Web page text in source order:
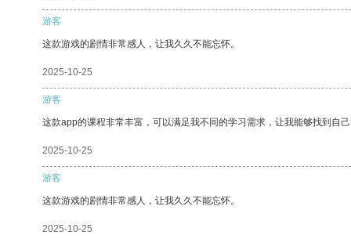
游客
这款游戏的剧情非常感人，让我久久不能忘怀。
2025-10-25
游客
这款app的课程非常丰富，可以满足我不同的学习需求，让我能够找到自
2025-10-25
游客
这款游戏的剧情非常感人，让我久久不能忘怀。
2025-10-25